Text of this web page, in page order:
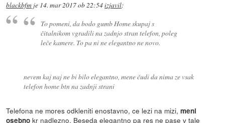
blackbfm je 14. mar 2017 ob 22:54izjavil:
To pomeni, da bodo gumb Home skupaj s
čitalnikom vgradili na zadnjo stran telefon, poleg
leče kamere. To pa ni ne elegantno ne novo.
nevem kaj naj ne bi bilo elegantno, mene čudi da nima ze vsak
telefon home btn na zadnji strani
Telefona ne mores odkleniti enostavno, ce lezi na mizi,meni
osebno kr nadlezno. Beseda elegantno pa res ne pase v tale